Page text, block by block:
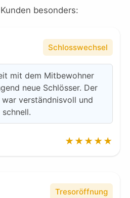
besonders:
Schlosswechsel
mit dem Mitbewohner
neue Schlösser. Der
war verständnisvoll und
schnell.
★★★★★
Tresoröffnung